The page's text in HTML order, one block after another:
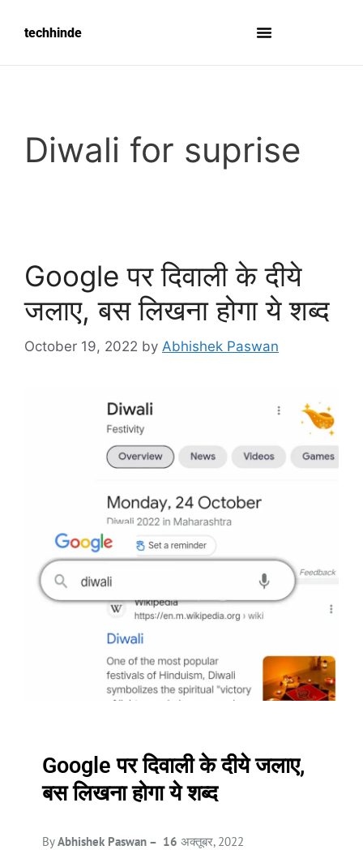
techhinde
Diwali for suprise
Google पर दिवाली के दीये
जलाए, बस लिखना होगा ये शब्द
October 19, 2022 by Abhishek Paswan
Google पर दिवाली के दीये जलाए,
बस लिखना होगा ये शब्द
ByAbhishek Paswan – 16 अक्तूबर, 2022